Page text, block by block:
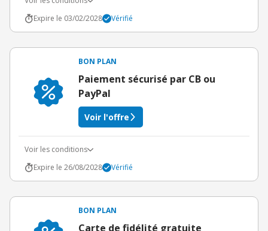
Expire le 03/02/2028
Vérifié
BON PLAN
Paiement sécurisé par CB ou
PayPal
Voir l'offre
Voir les conditions
Expire le 26/08/2028
Vérifié
BON PLAN
Carte de fidélité gratuite